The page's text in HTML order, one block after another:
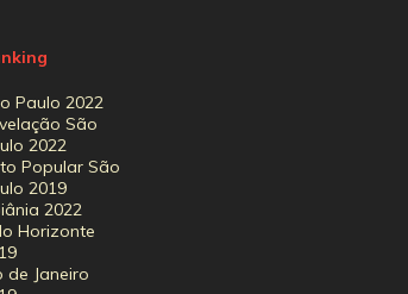
Paulo 2022
São
2022
Popular São
2019
2022
Horizonte
de Janeiro